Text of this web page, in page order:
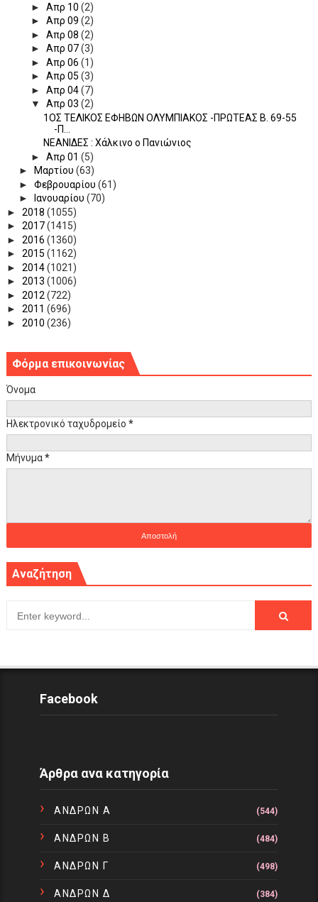
► Απρ 10 (2)
► Απρ 09 (2)
► Απρ 08 (2)
► Απρ 07(3)
► Απρ 06 (1)
► Απρ 05 (3)
► Απρ 04(7)
▼ Απρ 03 (2)
1ΟΣ ΤΕΛΙΚΟΣ ΕΦΗΒΩΝ ΟΛΥΜΠΙΑΚΟΣ -ΠΡΩΤΕΑΣ Β. 69-55
-Π...
ΝΕΑΝΙΔΕΣ : Χάλκινο ο Πανιώνιος
► Απρ 01 (5)
►
Μαρτίου (63)
► Φεβρουαρίου (61)
►
Ιανουαρίου (70)
► 2018 (1055)
► 2017(1415)
► 2016 (1360)
► 2015 (1162)
► 2014(1021)
► 2013 (1006)
► 2012 (722)
► 2011 (696)
► 2010 (236)
Φόρμα επικοινωνίας
Όνομα
Ηλεκτρονικό ταχυδρομείο *
Μήνυμα*
Αναζήτηση
Facebook
Άρθρα ανα κατηγορία
ΑΝΔΡΩΝ Α (544)
ΑΝΔΡΩΝ Β (484)
ΑΝΔΡΩΝ Γ (498)
ΑΝΔΡΩΝ Δ (384)